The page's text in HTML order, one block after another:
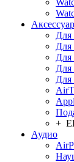
Для
Для
Для
Для
Для
+
Аудио